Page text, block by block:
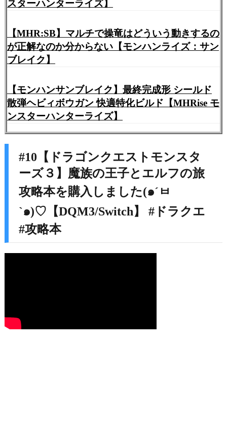
スターハンターライズ】
【MHR:SB】マルチで操竜はどういう動きするの
が正解なのか分からない【モンハンライズ：サン
ブレイク】
【モンハンサンブレイク】最終完成形 シールド
散弾ヘビィボウガン 快適特化ビルド【MHRise モ
ンスターハンターライズ】
#10【ドラゴンクエストモンスタ
ーズ３】魔族の王子とエルフの旅
攻略本を購入しました(๑´ㅂ
`๑)♡【DQM3/Switch】 #ドラクエ
#攻略本